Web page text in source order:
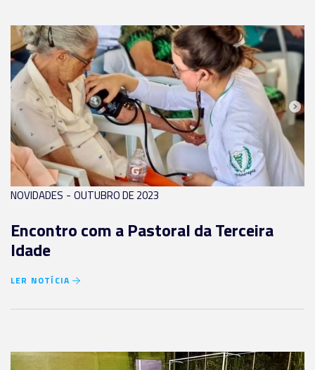
NOVIDADES - OUTUBRO DE 2023
Encontro com a Pastoral da Terceira
Idade
LER NOTÍCIA